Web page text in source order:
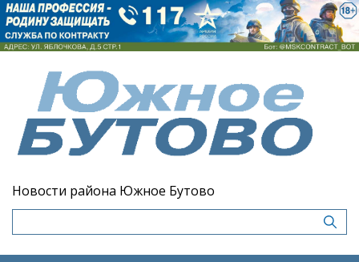
Новости района Южное Бутово